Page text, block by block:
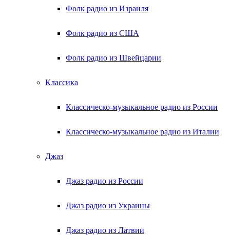
Фолк радио из Израиля
Фолк радио из США
Фолк радио из Швейцарии
Классика
Классическо-музыкальное радио из России
Классическо-музыкальное радио из Италии
Джаз
Джаз радио из России
Джаз радио из Украины
Джаз радио из Латвии